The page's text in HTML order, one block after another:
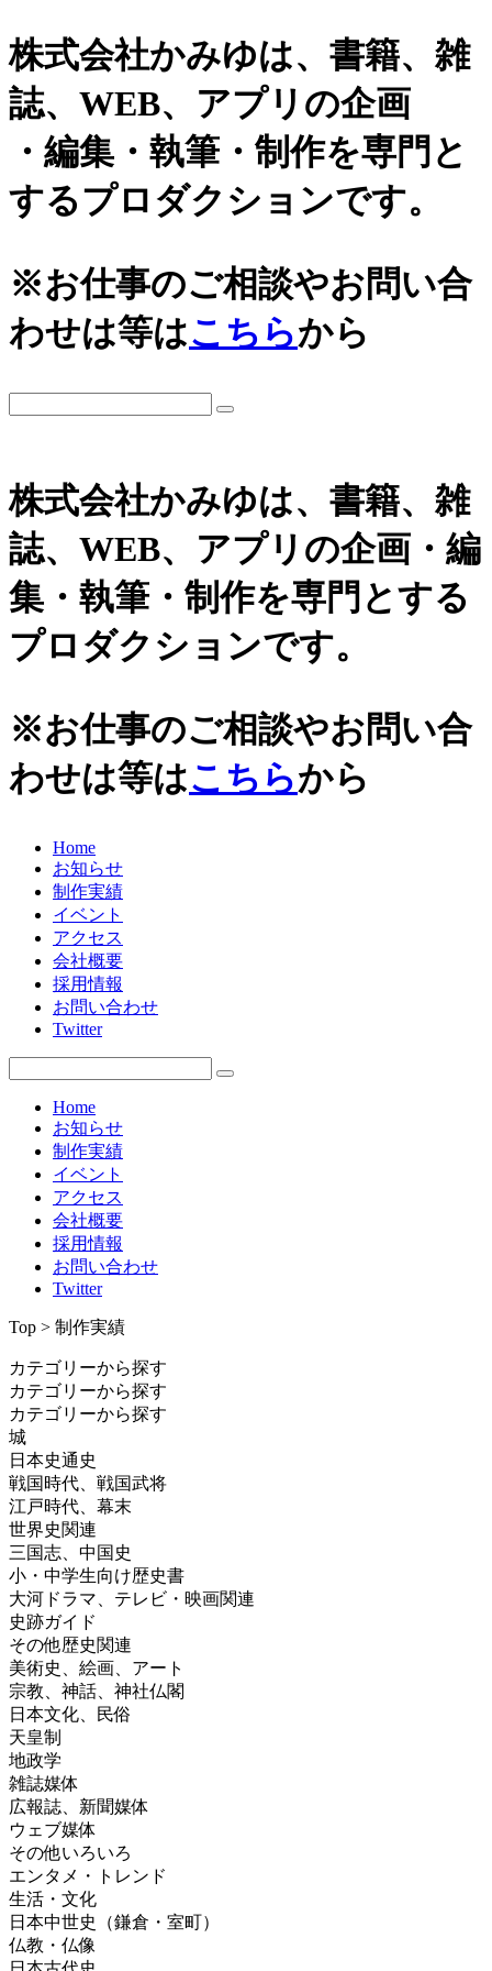
株式会社かみゆは、書籍、雑
誌、WEB、アプリの企画
・編集・執筆・制作を専門と
するプロダクションです。
※お仕事のご相談やお問い合
わせは等はこちらから
株式会社かみゆは、書籍、雑
誌、WEB、アプリの企画・編
集・執筆・制作を専門とする
プロダクションです。
※お仕事のご相談やお問い合
わせは等はこちらから
Home
お知らせ
制作実績
イベント
アクセス
会社概要
採用情報
お問い合わせ
Twitter
Home
お知らせ
制作実績
イベント
アクセス
会社概要
採用情報
お問い合わせ
Twitter
Top > 制作実績
カテゴリーから探す
カテゴリーから探す
カテゴリーから探す
城
日本史通史
戦国時代、戦国武将
江戸時代、幕末
世界史関連
三国志、中国史
小・中学生向け歴史書
大河ドラマ、テレビ・映画関連
史跡ガイド
その他歴史関連
美術史、絵画、アート
宗教、神話、神社仏閣
日本文化、民俗
天皇制
地政学
雑誌媒体
広報誌、新聞媒体
ウェブ媒体
その他いろいろ
エンタメ・トレンド
生活・文化
日本中世史（鎌倉・室町）
仏教・仏像